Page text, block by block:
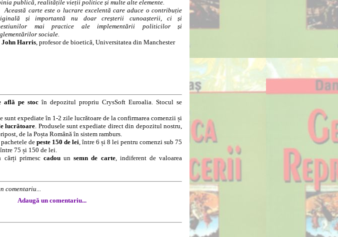
publică, realitățile vieții politice și multe alte elemente.
carte este o lucrare excelentă care aduce o contribuție
și importantă nu doar creșterii cunoașterii, ci și
mai practice ale implementării politicilor și
sociale.
John Harris, profesor de bioetică, Universitatea din Manchester
află pe stoc în depozitul propriu CrysSoft Euroalia. Stocul se
sunt expediate în 1-2 zile lucrătoare de la confirmarea comenzii și
lucrătoare. Produsele sunt expediate direct din depozitul nostru,
de la Poșta Română în sistem ramburs.
de peste 150 de lei, între 6 și 8 lei pentru comenzi sub 75
75 și 150 de lei.
cărți primesc cadouunsemn de carte, indiferent de valoarea
comentariu...
Adaugă un comentariu...